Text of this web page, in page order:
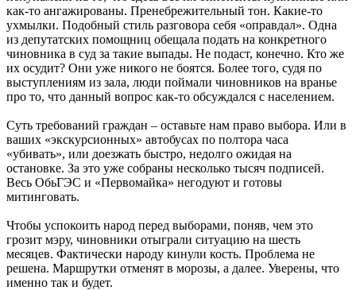
как-то ангажированы. Пренебрежительный тон. Какие-то
ухмылки. Подобный стиль разговора себя «оправдал». Одна
из депутатских помощниц обещала подать на конкретного
чиновника в суд за такие выпады. Не подаст, конечно. Кто же
их осудит? Они уже никого не боятся. Более того, судя по
выступлениям из зала, люди поймали чиновников на вранье
про то, что данный вопрос как-то обсуждался с населением.
Суть требований граждан – оставьте нам право выбора. Или в
ваших «экскурсионных» автобусах по полтора часа
«убивать», или доезжать быстро, недолго ожидая на
остановке. За это уже собраны несколько тысяч подписей.
Весь ОбьГЭС и «Первомайка» негодуют и готовы
митинговать.
Чтобы успокоить народ перед выборами, поняв, чем это
грозит мэру, чиновники отыграли ситуацию на шесть
месяцев. Фактически народу кинули кость. Проблема не
решена. Маршрутки отменят в морозы, а далее. Уверены, что
именно так и будет.